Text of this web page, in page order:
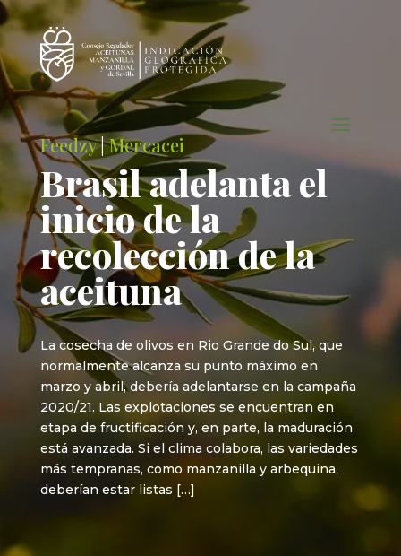
Feedzy|Mercacei
Brasil adelanta el
inicio de la
recolección de la
aceituna
La cosecha de olivos en Rio Grande do Sul, que
normalmente alcanza su punto máximo en
marzo y abril, debería adelantarse en la campaña
2020/21. Las explotaciones se encuentran en
etapa de fructificación y, en parte, la maduración
está avanzada. Si el clima colabora, las variedades
más tempranas, como manzanilla y arbequina,
deberían estar listas […]